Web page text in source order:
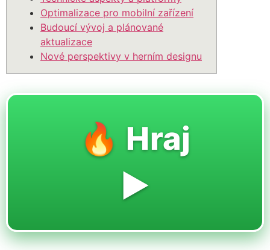
Optimalizace pro mobilní zařízení
Budoucí vývoj a plánované
aktualizace
Nové perspektivy v herním designu
🔥 Hraj
▶️